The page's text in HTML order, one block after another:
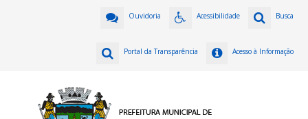
Busca
Acessibilidade
Ouvidoria
Acesso à Informação
Portal da Transparência